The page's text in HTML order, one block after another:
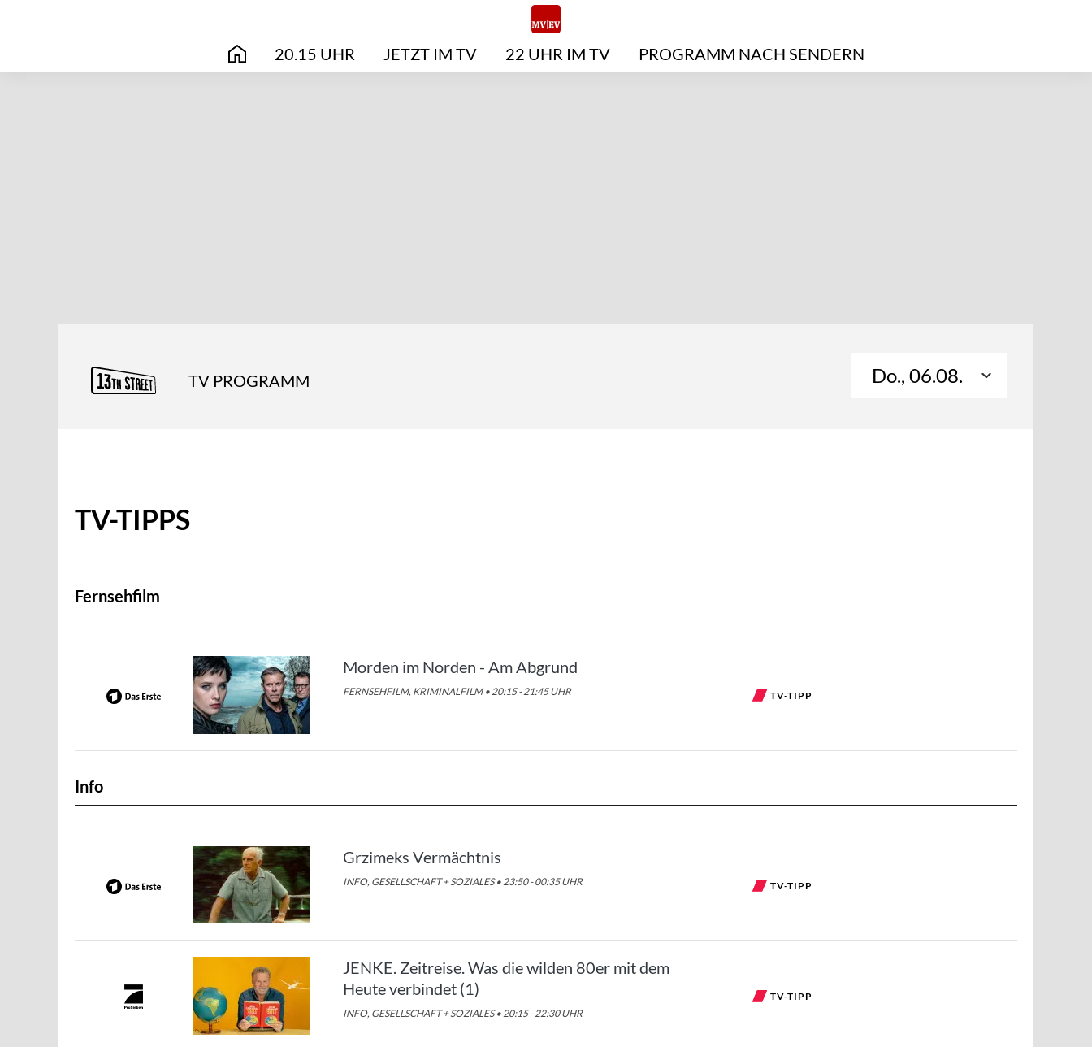
START20.15 UHR JETZT IM TV 22 UHR IM TV PROGRAMM NACH SENDERN
TV PROGRAMM Do., 06.08.
TV-TIPPS
Fernsehfilm
Morden im Norden - Am Abgrund
FERNSEHFILM, KRIMINALFILM • 20:15 - 21:45 UHR TV-TIPP
Info
Grzimeks Vermächtnis
INFO, GESELLSCHAFT + SOZIALES • 23:50 - 00:35 UHR TV-TIPP
JENKE. Zeitreise. Was die wilden 80er mit dem
Heute verbindet (1)
INFO, GESELLSCHAFT + SOZIALES • 20:15 - 22:30 UHR
TV-TIPP